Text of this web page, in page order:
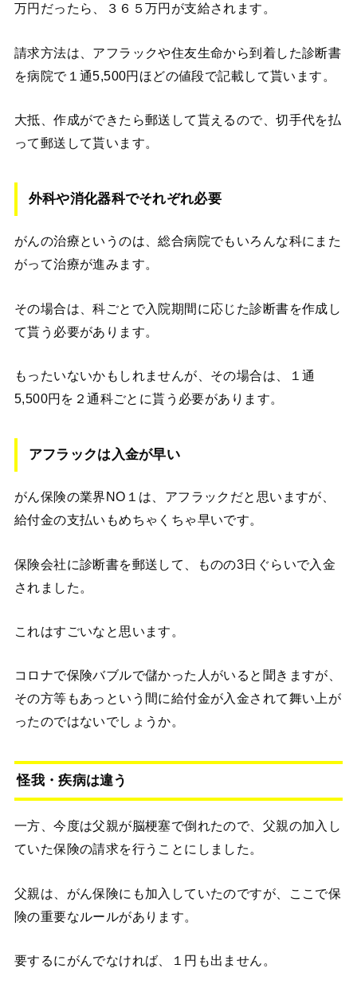
万円だったら、３６５万円が支給されます。
請求方法は、アフラックや住友生命から到着した診断書
を病院で１通5,500円ほどの値段で記載して貰います。
大抵、作成ができたら郵送して貰えるので、切手代を払
って郵送して貰います。
外科や消化器科でそれぞれ必要
がんの治療というのは、総合病院でもいろんな科にまた
がって治療が進みます。
その場合は、科ごとで入院期間に応じた診断書を作成し
て貰う必要があります。
もったいないかもしれませんが、その場合は、１通
5,500円を２通科ごとに貰う必要があります。
アフラックは入金が早い
がん保険の業界NO１は、アフラックだと思いますが、
給付金の支払いもめちゃくちゃ早いです。
保険会社に診断書を郵送して、ものの3日ぐらいで入金
されました。
これはすごいなと思います。
コロナで保険バブルで儲かった人がいると聞きますが、
その方等もあっという間に給付金が入金されて舞い上が
ったのではないでしょうか。
怪我・疾病は違う
一方、今度は父親が脳梗塞で倒れたので、父親の加入し
ていた保険の請求を行うことにしました。
父親は、がん保険にも加入していたのですが、ここで保
険の重要なルールがあります。
要するにがんでなければ、１円も出ません。